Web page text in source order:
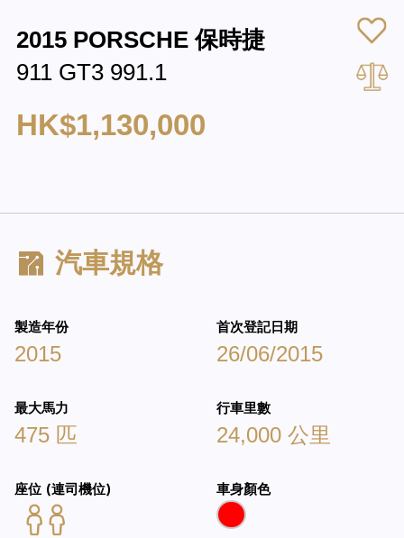
2015 PORSCHE 保時捷
911 GT3 991.1
HK$1,130,000
汽車規格
製造年份
2015
首次登記日期
26/06/2015
最大馬力
475 匹
行車里數
24,000 公里
座位 (連司機位) 車身顏色